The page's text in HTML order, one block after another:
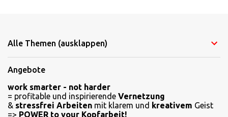
m
n
t
a
Alle Themen (ausklappen)
Angebote
work smarter - not harder
= profitable und inspirierende Vernetzung
& stressfrei Arbeiten mit klarem und kreativem Geist
=> POWER to your Kopfarbeit!